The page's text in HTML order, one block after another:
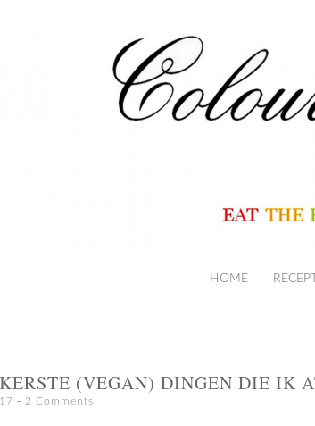
HOME
(VEGAN) DINGEN DIE IK
2 Comments